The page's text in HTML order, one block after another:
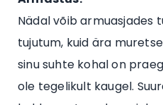
Nädal võib armuasjades
tujutum, kuid ära
sinu suhte kohal on
ole tegelikult kaugel.